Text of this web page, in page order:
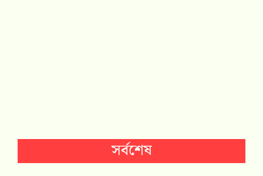
সর্বশেষ